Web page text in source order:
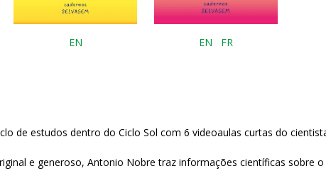
EN EN FR
de estudos dentro do Ciclo Sol com 6 videoaulas curtas do
e generoso, Antonio Nobre traz informações científicas sobre